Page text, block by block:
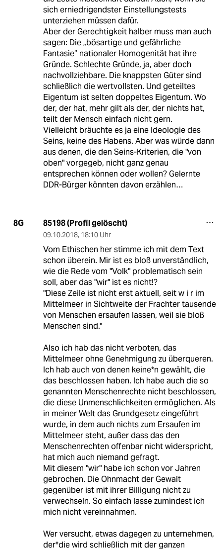
sich erniedrigendster Einstellungstests
unterziehen müssen dafür.
Aber der Gerechtigkeit halber muss man auch
sagen: Die „bösartige und gefährliche
Fantasie“ nationaler Homogenität hat ihre
Gründe. Schlechte Gründe, ja, aber doch
nachvollziehbare. Die knappsten Güter sind
schließlich die wertvollsten. Und geteiltes
Eigentum ist selten doppeltes Eigentum. Wo
der, der hat, mehr gilt als der, der nichts hat,
teilt der Mensch einfach nicht gern.
Vielleicht bräuchte es ja eine Ideologie des
Seins, keine des Habens. Aber was würde dann
aus denen, die den Seins-Kriterien, die "von
oben" vorgegeb, nicht ganz genau
entsprechen können oder wollen? Gelernte
DDR-Bürger könnten davon erzählen…
8G 85198 (Profil gelöscht)
09.10.2018, 18:10 Uhr
Vom Ethischen her stimme ich mit dem Text
schon überein. Mir ist es bloß unverständlich,
wie die Rede vom "Volk" problematisch sein
soll, aber das "wir" ist es nicht!?
"Diese Zeile ist nicht erst aktuell, seit w i r im
Mittelmeer in Sichtweite der Frachter tausende
von Menschen ersaufen lassen, weil sie bloß
Menschen sind."
Also ich hab das nicht verboten, das
Mittelmeer ohne Genehmigung zu überqueren.
Ich hab auch von denen keine*n gewählt, die
das beschlossen haben. Ich habe auch die so
genannten Menschenrechte nicht beschlossen,
die diese Unmenschlichkeiten ermöglichen. Als
in meiner Welt das Grundgesetz eingeführt
wurde, in dem auch nichts zum Ersaufen im
Mittelmeer steht, außer dass das den
Menschenrechten offenbar nicht widerspricht,
hat mich auch niemand gefragt.
Mit diesem "wir" habe ich schon vor Jahren
gebrochen. Die Ohnmacht der Gewalt
gegenüber ist mit ihrer Billigung nicht zu
verwechseln. So einfach lasse zumindest ich
mich nicht vereinnahmen.
Wer versucht, etwas dagegen zu unternehmen,
der*die wird schließlich mit der ganzen